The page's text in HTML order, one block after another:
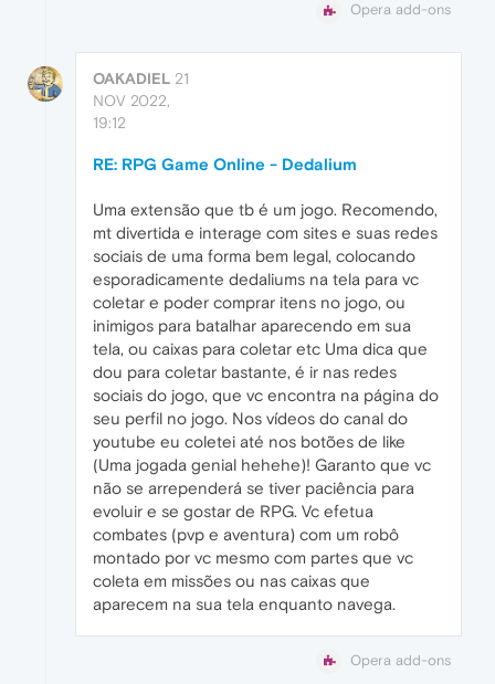
Opera add-ons
OAKADIEL 21
NOV 2022,
19:12
RE: RPG Game Online - Dedalium
Uma extensão que tb é um jogo. Recomendo,
mt divertida e interage com sites e suas redes
sociais de uma forma bem legal, colocando
esporadicamente dedaliums na tela para vc
coletar e poder comprar itens no jogo, ou
inimigos para batalhar aparecendo em sua
tela, ou caixas para coletar etc Uma dica que
dou para coletar bastante, é ir nas redes
sociais do jogo, que vc encontra na página do
seu perfil no jogo. Nos vídeos do canal do
youtube eu coletei até nos botões de like
(Uma jogada genial hehehe)! Garanto que vc
não se arrependerá se tiver paciência para
evoluir e se gostar de RPG. Vc efetua
combates (pvp e aventura) com um robô
montado por vc mesmo com partes que vc
coleta em missões ou nas caixas que
aparecem na sua tela enquanto navega.
Opera add-ons